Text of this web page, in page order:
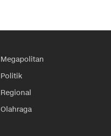
Megapolitan
Politik
Regional
Olahraga